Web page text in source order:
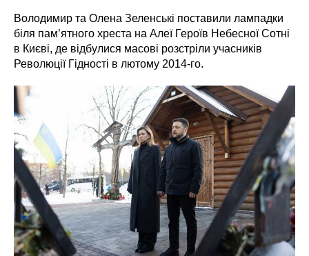
Володимир та Олена Зеленські поставили лампадки
біля пам’ятного хреста на Алеї Героїв Небесної Сотні
в Києві, де відбулися масові розстріли учасників
Революції Гідності в лютому 2014-го.